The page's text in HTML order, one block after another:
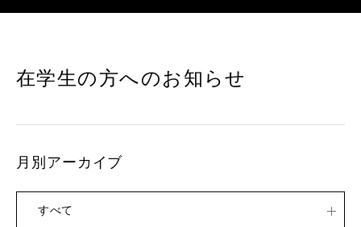
在学生の方へのお知らせ
月別アーカイブ
すべて